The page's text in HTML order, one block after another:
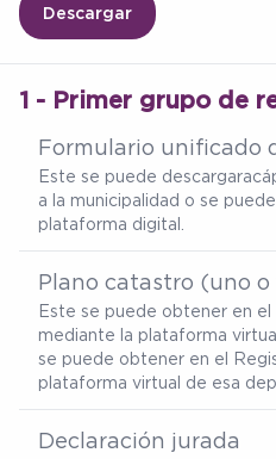
Descargar
1 - Primer grupo de
Formulario unificado
Este se puede descargaracá
a la municipalidad o se
plataforma digital.
Plano catastro (uno o
Este se puede obtener en
mediante la plataforma
se puede obtener en el
plataforma virtual de esa
Declaración jurada